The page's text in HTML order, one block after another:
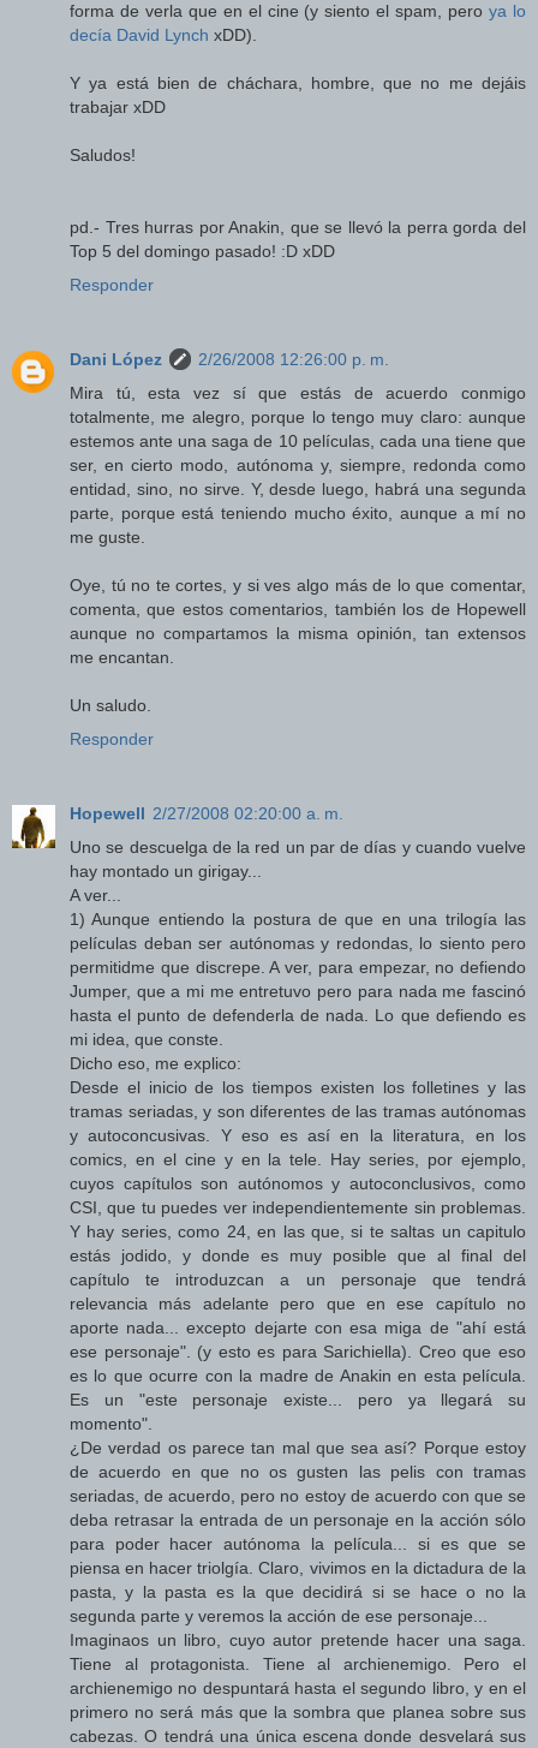
forma de verla que en el cine (y siento el spam, peroya lo
decía David Lynch xDD).
Y ya está bien de cháchara, hombre, que no me dejáis
trabajar xDD
Saludos!
pd.- Tres hurras por Anakin, que se llevó la perra gorda del
Top 5 del domingo pasado! :D xDD
Responder
Dani López
2/26/2008 12:26:00 p. m.
Mira tú, esta vez sí que estás de acuerdo conmigo
totalmente, me alegro, porque lo tengo muy claro: aunque
estemos ante una saga de 10 películas, cada una tiene que
ser, en cierto modo, autónoma y, siempre, redonda como
entidad, sino, no sirve. Y, desde luego, habrá una segunda
parte, porque está teniendo mucho éxito, aunque a mí no
me guste.
Oye, tú no te cortes, y si ves algo más de lo que comentar,
comenta, que estos comentarios, también los de Hopewell
aunque no compartamos la misma opinión, tan extensos
me encantan.
Un saludo.
Responder
Hopewell 2/27/2008 02:20:00 a. m.
Uno se descuelga de la red un par de días y cuando vuelve
hay montado un girigay...
A ver...
1) Aunque entiendo la postura de que en una trilogía las
películas deban ser autónomas y redondas, lo siento pero
permitidme que discrepe. A ver, para empezar, no defiendo
Jumper, que a mi me entretuvo pero para nada me fascinó
hasta el punto de defenderla de nada. Lo que defiendo es
mi idea, que conste.
Dicho eso, me explico:
Desde el inicio de los tiempos existen los folletines y las
tramas seriadas, y son diferentes de las tramas autónomas
y autoconcusivas. Y eso es así en la literatura, en los
comics, en el cine y en la tele. Hay series, por ejemplo,
cuyos capítulos son autónomos y autoconclusivos, como
CSI, que tu puedes ver independientemente sin problemas.
Y hay series, como 24, en las que, si te saltas un capitulo
estás jodido, y donde es muy posible que al final del
capítulo te introduzcan a un personaje que tendrá
relevancia más adelante pero que en ese capítulo no
aporte nada... excepto dejarte con esa miga de "ahí está
ese personaje". (y esto es para Sarichiella). Creo que eso
es lo que ocurre con la madre de Anakin en esta película.
Es un "este personaje existe... pero ya llegará su
momento".
¿De verdad os parece tan mal que sea así? Porque estoy
de acuerdo en que no os gusten las pelis con tramas
seriadas, de acuerdo, pero no estoy de acuerdo con que se
deba retrasar la entrada de un personaje en la acción sólo
para poder hacer autónoma la película... si es que se
piensa en hacer triolgía. Claro, vivimos en la dictadura de la
pasta, y la pasta es la que decidirá si se hace o no la
segunda parte y veremos la acción de ese personaje...
Imaginaos un libro, cuyo autor pretende hacer una saga.
Tiene al protagonista. Tiene al archienemigo. Pero el
archienemigo no despuntará hasta el segundo libro, y en el
primero no será más que la sombra que planea sobre sus
cabezas. O tendrá una única escena donde desvelará sus